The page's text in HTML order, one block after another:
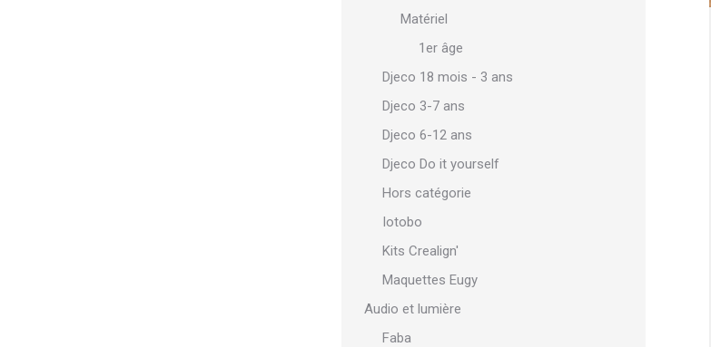
Matériel
1er âge
Djeco 18 mois - 3 ans
Djeco 3-7 ans
Djeco 6-12 ans
Djeco Do it yourself
Hors catégorie
Iotobo
Kits Crealign'
Maquettes Eugy
Audio et lumière
Faba